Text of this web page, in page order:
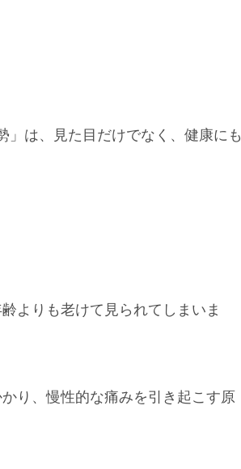
は、見た目だけでなく、健康にも
よりも老けて見られてしまいま
り、慢性的な痛みを引き起こす原